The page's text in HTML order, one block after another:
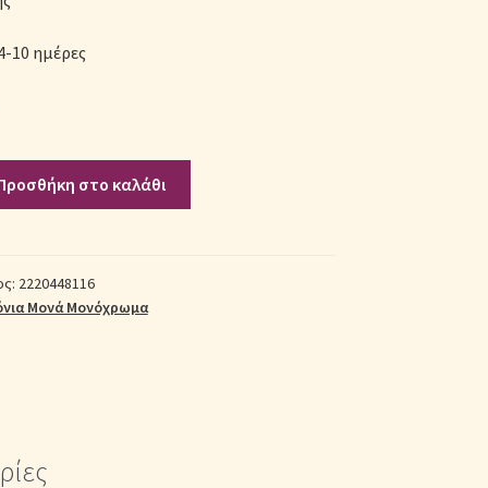
10 ημέρες
στο καλάθι
2220448116
Μονά Μονόχρωμα